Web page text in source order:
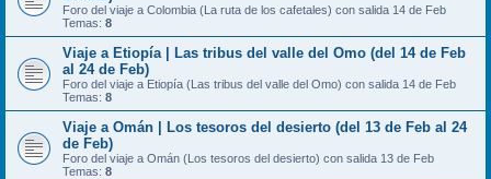
Foro del viaje a Colombia (La ruta de los cafetales) con salida 14 de Feb
Temas: 8
Viaje a Etiopía | Las tribus del valle del Omo (del 14 de Feb
al 24 de Feb)
Foro del viaje a Etiopía (Las tribus del valle del Omo) con salida 14 de Feb
Temas: 8
Viaje a Omán | Los tesoros del desierto (del 13 de Feb al 24
de Feb)
Foro del viaje a Omán (Los tesoros del desierto) con salida 13 de Feb
Temas: 8